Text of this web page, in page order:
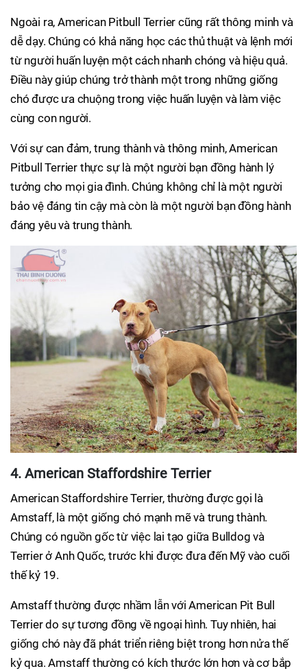
Ngoài ra, American Pitbull Terrier cũng rất thông minh và
dễ dạy. Chúng có khả năng học các thủ thuật và lệnh mới
từ người huấn luyện một cách nhanh chóng và hiệu quả.
Điều này giúp chúng trở thành một trong những giống
chó được ưa chuộng trong việc huấn luyện và làm việc
cùng con người.
Với sự can đảm, trung thành và thông minh, American
Pitbull Terrier thực sự là một người bạn đồng hành lý
tưởng cho mọi gia đình. Chúng không chỉ là một người
bảo vệ đáng tin cậy mà còn là một người bạn đồng hành
đáng yêu và trung thành.
4. American Staffordshire Terrier
American Staffordshire Terrier, thường được gọi là
Amstaff, là một giống chó mạnh mẽ và trung thành.
Chúng có nguồn gốc từ việc lai tạo giữa Bulldog và
Terrier ở Anh Quốc, trước khi được đưa đến Mỹ vào cuối
thế kỷ 19.
Amstaff thường được nhầm lẫn với American Pit Bull
Terrier do sự tương đồng về ngoại hình. Tuy nhiên, hai
giống chó này đã phát triển riêng biệt trong hơn nửa thế
kỷ qua. Amstaff thường có kích thước lớn hơn và cơ bắp